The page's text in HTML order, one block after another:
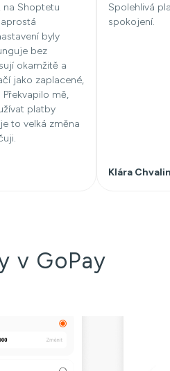
na Shoptetu
byly
bez
okamžitě a
jako zaplacené,
mě,
platby
to velká změna
Spolehlivá
spokojení.
Klára
v GoPay